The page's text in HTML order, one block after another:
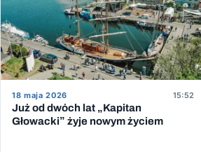
18 maja 2026 15:52
Już od dwóch lat „Kapitan
Głowacki” żyje nowym życiem